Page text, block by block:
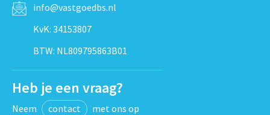
info@vastgoedbs.nl
KvK: 34153807
BTW: NL809795863B01
Heb je een vraag?
Neem contact met ons op